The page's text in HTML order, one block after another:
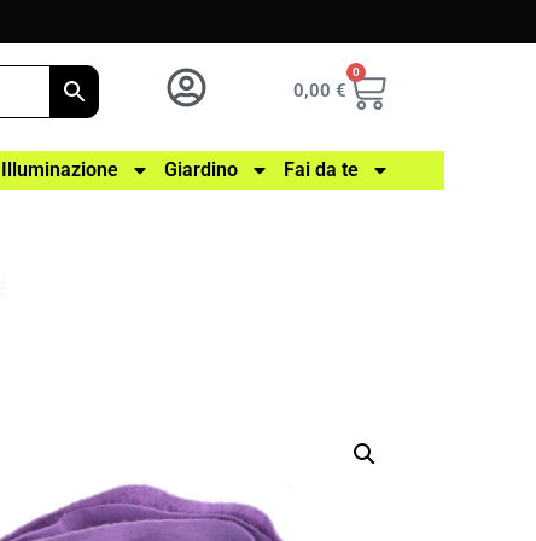
0,00 €
0
Illuminazione Giardino Fai da te